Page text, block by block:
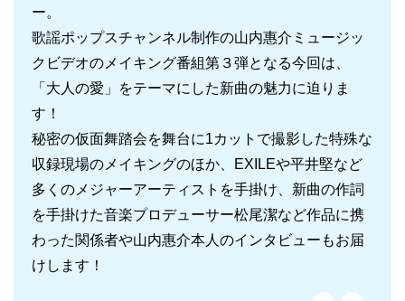
ー。
歌謡ポップスチャンネル制作の山内惠介ミュージッ
クビデオのメイキング番組第３弾となる今回は、
「大人の愛」をテーマにした新曲の魅力に迫りま
す！
秘密の仮面舞踏会を舞台に1カットで撮影した特殊な
収録現場のメイキングのほか、EXILEや平井堅など
多くのメジャーアーティストを手掛け、新曲の作詞
を手掛けた音楽プロデューサー松尾潔など作品に携
わった関係者や山内惠介本人のインタビューもお届
けします！